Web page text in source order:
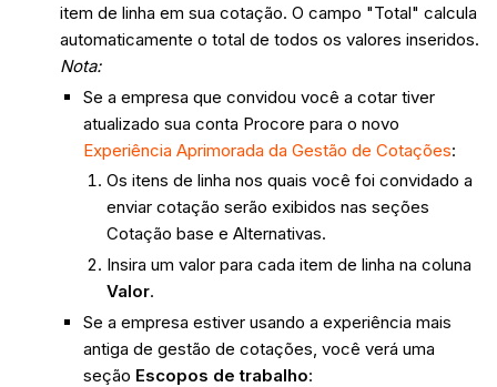
item de linha em sua cotação. O campo "Total" calcula
automaticamente o total de todos os valores inseridos.
Nota:
Se a empresa que convidou você a cotar tiver
atualizado sua conta Procore para o novo
Experiência Aprimorada da Gestão de Cotações:
Os itens de linha nos quais você foi convidado a
enviar cotação serão exibidos nas seções
Cotação base e Alternativas.
Insira um valor para cada item de linha na coluna
Valor.
Se a empresa estiver usando a experiência mais
antiga de gestão de cotações, você verá uma
seção Escopos de trabalho: